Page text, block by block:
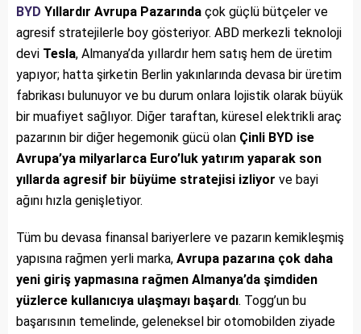
BYD Yıllardır Avrupa Pazarında çok güçlü bütçeler ve
agresif stratejilerle boy gösteriyor. ABD merkezli teknoloji
devi Tesla, Almanya’da yıllardır hem satış hem de üretim
yapıyor; hatta şirketin Berlin yakınlarında devasa bir üretim
fabrikası bulunuyor ve bu durum onlara lojistik olarak büyük
bir muafiyet sağlıyor. Diğer taraftan, küresel elektrikli araç
pazarının bir diğer hegemonik gücü olan Çinli BYD ise
Avrupa’ya milyarlarca Euro’luk yatırım yaparak son
yıllarda agresif bir büyüme stratejisi izliyor ve bayi
ağını hızla genişletiyor.
Tüm bu devasa finansal bariyerlere ve pazarın kemikleşmiş
yapısına rağmen yerli marka, Avrupa pazarına çok daha
yeni giriş yapmasına rağmen Almanya’da şimdiden
yüzlerce kullanıcıya ulaşmayı başardı. Togg’un bu
başarısının temelinde, geleneksel bir otomobilden ziyade